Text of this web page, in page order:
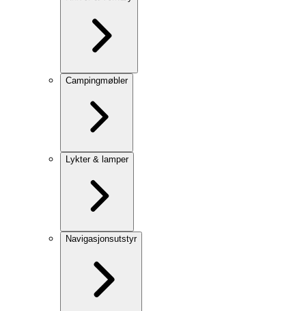
Campingmøbler
Lykter & lamper
Navigasjonsutstyr